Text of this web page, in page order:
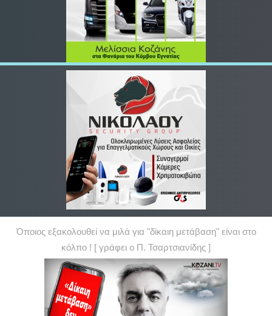
Όποιος εξακολουθεί να μιλά για "δίκαιη μετάβαση" είναι στο
κόλπο ! [ γράφει ο Π. Τσαρτσιανίδης ]